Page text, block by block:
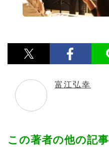
富江弘幸
この著者の他の記事